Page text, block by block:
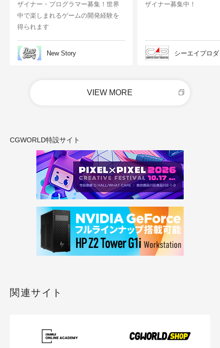
ザイナー・プログラマー募集！世界
中で楽しまれるゲームの開発経験を
得られます
New Story
ザイナー募集中！
シーエイプロ
VIEW MORE
CGWORLD特設サイト
関連サイト